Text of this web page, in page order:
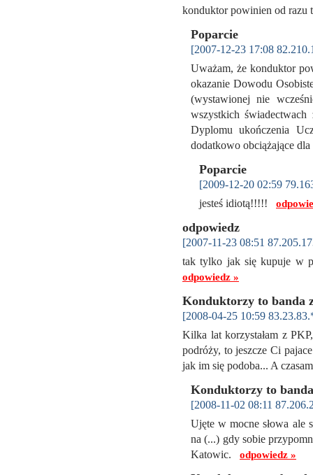
konduktor powinien od razu
Poparcie
[2007-12-23 17:08
Uważam, że konduktor
okazanie Dowodu
(wystawionej nie
wszystkich świadectwach
Dyplomu ukończenia
dodatkowo obciążające
Poparcie
[2009-12-20 02:59
jesteś idiotą!!!!!
odpowiedz
[2007-11-23 08:51
tak tylko jak się kupuje w
odpowiedz »
Konduktorzy to banda
[2008-04-25 10:59
Kilka lat korzystałam z
podróży, to jeszcze Ci
jak im się podoba... A
Konduktorzy to
[2008-11-02 08:11
Ujęte w mocne słowa ale
na (...) gdy sobie
Katowic. odpowiedz »